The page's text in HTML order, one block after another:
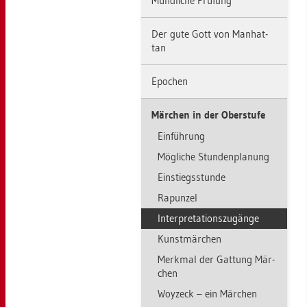
Der gute Gott von Man­hat­
tan
Epo­chen
Mär­chen in der Ober­stu­fe
Ein­füh­rung
Mög­li­che Stun­den­pla­nung
Ein­stiegs­stun­de
Ra­pun­zel
In­ter­pre­ta­ti­ons­zu­gän­ge
Kunst­mär­chen
Merk­mal der Gat­tung Mär­
chen
Woyzeck – ein Mär­chen